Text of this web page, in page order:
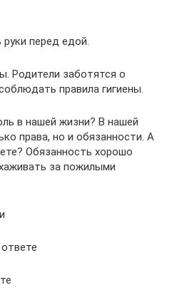
перед едой.
Родители заботятся о
правила гигиены.
в нашей жизни? В нашей
права, но и обязанности. А
Обязанность хорошо
за пожилыми